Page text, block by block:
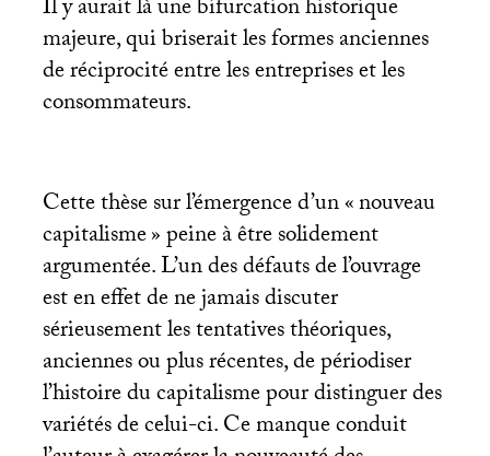
Il y aurait là une bifurcation historique
majeure, qui briserait les formes anciennes
de réciprocité entre les entreprises et les
consommateurs.
Cette thèse sur l’émergence d’un «nouveau
capitalisme» peine à être solidement
argumentée. L’un des défauts de l’ouvrage
est en effet de ne jamais discuter
sérieusement les tentatives théoriques,
anciennes ou plus récentes, de périodiser
l’histoire du capitalisme pour distinguer des
variétés de celui-ci. Ce manque conduit